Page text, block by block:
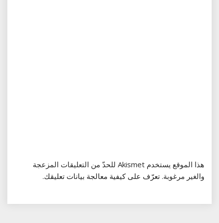
هذا الموقع يستخدم Akismet للحدّ من التعليقات المزعجة
والغير مرغوبة. تعرّف على كيفية معالجة بيانات تعليقك.